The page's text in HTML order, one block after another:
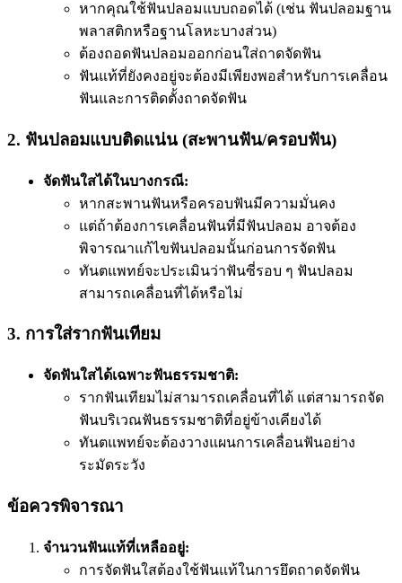
หากคุณใช้ฟันปลอมแบบถอดได้ (เช่น ฟันปลอมฐาน
พลาสติกหรือฐานโลหะบางส่วน)
ต้องถอดฟันปลอมออกก่อนใส่ถาดจัดฟัน
ฟันแท้ที่ยังคงอยู่จะต้องมีเพียงพอสำหรับการเคลื่อน
ฟันและการติดตั้งถาดจัดฟัน
2. ฟันปลอมแบบติดแน่น (สะพานฟัน/ครอบฟัน)
จัดฟันใสได้ในบางกรณี:
หากสะพานฟันหรือครอบฟันมีความมั่นคง
แต่ถ้าต้องการเคลื่อนฟันที่มีฟันปลอม อาจต้อง
พิจารณาแก้ไขฟันปลอมนั้นก่อนการจัดฟัน
ทันตแพทย์จะประเมินว่าฟันซี่รอบ ๆ ฟันปลอม
สามารถเคลื่อนที่ได้หรือไม่
3. การใส่รากฟันเทียม
จัดฟันใสได้เฉพาะฟันธรรมชาติ:
รากฟันเทียมไม่สามารถเคลื่อนที่ได้ แต่สามารถจัด
ฟันบริเวณฟันธรรมชาติที่อยู่ข้างเคียงได้
ทันตแพทย์จะต้องวางแผนการเคลื่อนฟันอย่าง
ระมัดระวัง
ข้อควรพิจารณา
จำนวนฟันแท้ที่เหลืออยู่:
การจัดฟันใสต้องใช้ฟันแท้ในการยึดถาดจัดฟัน